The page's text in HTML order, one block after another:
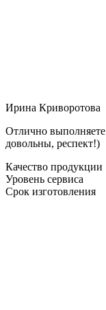
Ирина Криворотова
Отлично выполняете
довольны, респект!)
Качество продукции
Уровень сервиса
Срок изготовления